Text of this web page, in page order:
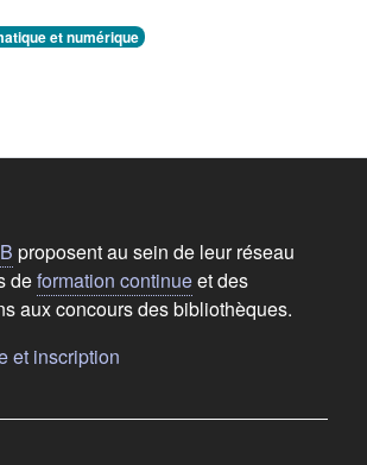
et numérique
de bas de
proposent au sein de leur réseau
deformation continueet des
aux concours des bibliothèques.
et inscription
dans un nouvel onglet)